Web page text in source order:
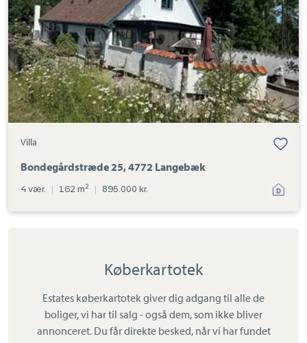
Villa
Bondegårdstræde 25, 4772 Langebæk
4 vær. | 162 m2 | 895.000 kr.
Køberkartotek
Estates køberkartotek giver dig adgang til alle de
boliger, vi har til salg - også dem, som ikke bliver
annonceret. Du får direkte besked, når vi har fundet